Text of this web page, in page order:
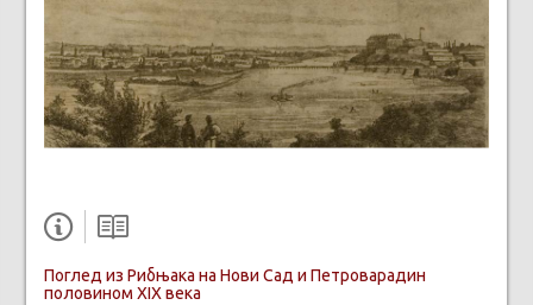
Поглед из Рибњака на Нови Сад и Петроварадин
половином XIX века